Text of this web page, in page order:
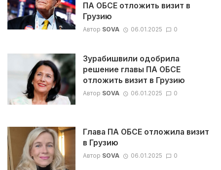
ПА ОБСЕ отложить визит в
Грузию
Автор SOVA 06.01.2025 0
Зурабишвили одобрила
решение главы ПА ОБСЕ
отложить визит в Грузию
Автор SOVA 06.01.2025 0
Глава ПА ОБСЕ отложила визит
в Грузию
Автор SOVA 06.01.2025 0